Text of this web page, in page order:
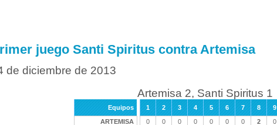
juego Santi Spiritus contra Artemisa
de diciembre de 2013
Artemisa 2, Santi Spiritus 1
Equipos 1 2 3 4 5 6 7 8 9
ARTEMISA
0 0 0 0 0 0 0 2 0